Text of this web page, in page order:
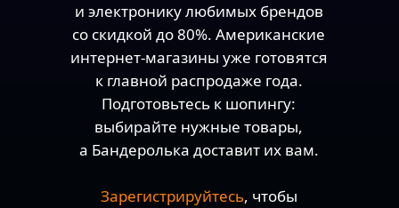
и электронику любимых брендов
со скидкой до 80%. Американские
интернет-магазины уже готовятся
к главной распродаже года.
Подготовьтесь к шопингу:
выбирайте нужные товары,
а Бандеролька доставит их вам.
Зарегистрируйтесь, чтобы